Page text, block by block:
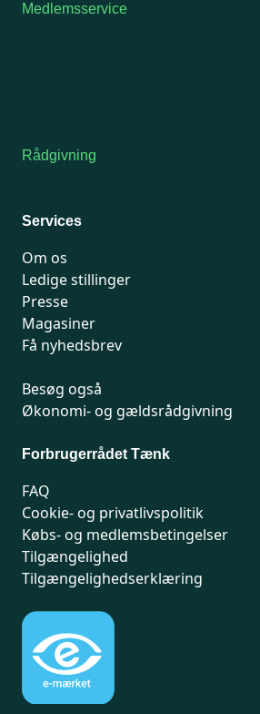
Medlemsservice
Rådgivning
Services
Om os
Ledige stillinger
Presse
Magasiner
Få nyhedsbrev
Besøg også
Økonomi- og gældsrådgivning
Forbrugerrådet Tænk
FAQ
Cookie- og privatlivspolitik
Købs- og medlemsbetingelser
Tilgængelighed
Tilgængelighedserklæring